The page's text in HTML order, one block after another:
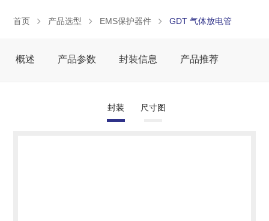
首页 产品选型 EMS保护器件 GDT 气体放电管
概述 产品参数 封装信息 产品推荐
封装 尺寸图